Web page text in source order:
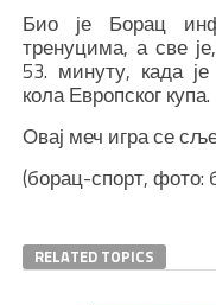
Био је Борац
тренуцима, а све
53. минуту, када
кола Европског купа.
Овај меч игра се
(борац-спорт, фото:
RELATED TOPICS